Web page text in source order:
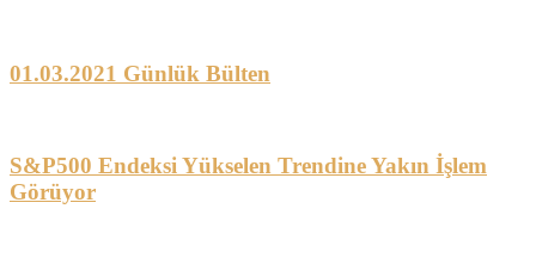
01.03.2021 Günlük Bülten
S&P500 Endeksi Yükselen Trendine Yakın İşlem
Görüyor